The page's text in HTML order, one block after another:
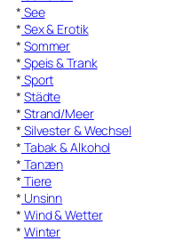
* See
* Sex & Erotik
* Sommer
* Speis & Trank
* Sport
* Städte
* Strand/Meer
* Silvester & Wechsel
* Tabak & Alkohol
* Tanzen
* Tiere
* Unsinn
* Wind & Wetter
* Winter